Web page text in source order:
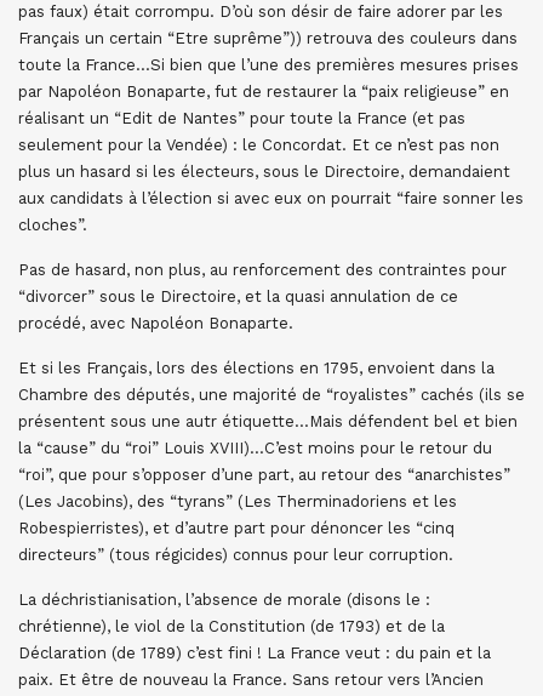
pas faux) était corrompu. D’où son désir de faire adorer par les
Français un certain “Etre suprême”)) retrouva des couleurs dans
toute la France…Si bien que l’une des premières mesures prises
par Napoléon Bonaparte, fut de restaurer la “paix religieuse” en
réalisant un “Edit de Nantes” pour toute la France (et pas
seulement pour la Vendée) : le Concordat. Et ce n’est pas non
plus un hasard si les électeurs, sous le Directoire, demandaient
aux candidats à l’élection si avec eux on pourrait “faire sonner les
cloches”.
Pas de hasard, non plus, au renforcement des contraintes pour
“divorcer” sous le Directoire, et la quasi annulation de ce
procédé, avec Napoléon Bonaparte.
Et si les Français, lors des élections en 1795, envoient dans la
Chambre des députés, une majorité de “royalistes” cachés (ils se
présentent sous une autr étiquette…Mais défendent bel et bien
la “cause” du “roi” Louis XVIII)…C’est moins pour le retour du
“roi”, que pour s’opposer d’une part, au retour des “anarchistes”
(Les Jacobins), des “tyrans” (Les Therminadoriens et les
Robespierristes), et d’autre part pour dénoncer les “cinq
directeurs” (tous régicides) connus pour leur corruption.
La déchristianisation, l’absence de morale (disons le :
chrétienne), le viol de la Constitution (de 1793) et de la
Déclaration (de 1789) c’est fini ! La France veut : du pain et la
paix. Et être de nouveau la France. Sans retour vers l’Ancien